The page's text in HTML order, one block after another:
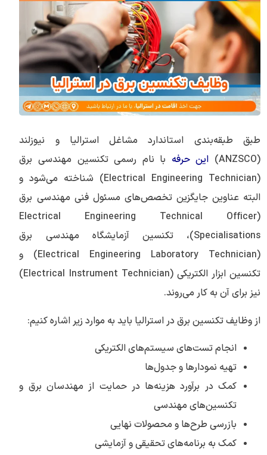
طبق طبقه‌بندی استاندارد مشاغل استرالیا و نیوزلند
(ANZSCO)
این حرفه با نام رسمی تکنسین مهندسی برق
(Electrical Engineering Technician) شناخته می‌شود و
البته عناوین جایگزین تخصص‌های مسئول فنی مهندسی برق
(Electrical Engineering Technical Officer
Specialisations)، تکنسین آزمایشگاه مهندسی برق
(Electrical Engineering Laboratory Technician) و
تکنسین ابزار الکتریکی (Electrical Instrument Technician)
نیز برای آن به کار می‌روند.
از وظایف تکنسین برق در استرالیا باید به موارد زیر اشاره کنیم:
انجام تست‌های سیستم‌های الکتریکی
تهیه نمودارها و جدول‌ها
کمک در برآورد هزینه‌ها در حمایت از مهندسان برق و
تکنسین‌های مهندسی
بازرسی طرح‌ها و محصولات نهایی
کمک به برنامه‌های تحقیقی و آزمایشی